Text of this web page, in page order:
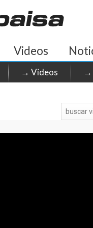
Videos
→ Videos →